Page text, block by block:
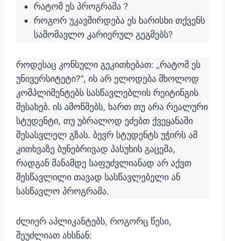
რატომ ეს პროგრამა ?
როგორ უკავშირდება ეს ხარისხი თქვენს
სამომავლო კარიერულ გეგმებს?
როდესაც კონსული გეკითხებათ: „რატომ ეს
უნივერსიტეტი?“, ის არ ელოდება მხოლოდ
კომპლიმენტებს სასწავლებლის რეიტინგის
შესახებ. ის ამოწმებს, ხართ თუ არა რეალური
სტუდენტი, თუ უბრალოდ ეძებთ ქვეყანაში
შესასვლელ გზას. ბევრ სტუდენტს უჭირს ამ
კითხვაზე ბუნებრივად პასუხის გაცემა,
რადგან მანამდე საფუძვლიანად არ აქვთ
შესწავლილი თავად სასწავლებელი ან
სასწავლო პროგრამა.
ძლიერ აპლიკანტებს, როგორც წესი,
შეუძლიათ ახსნან: